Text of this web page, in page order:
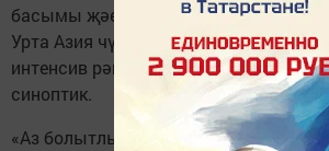
басымы җәеләчәк, аның көньяк-
Урта Азия чүлләренең яхшы кызган
интенсив рәвештә селкетәчәк», —
синоптик.
«Аз болытлы һава торышы фонында»